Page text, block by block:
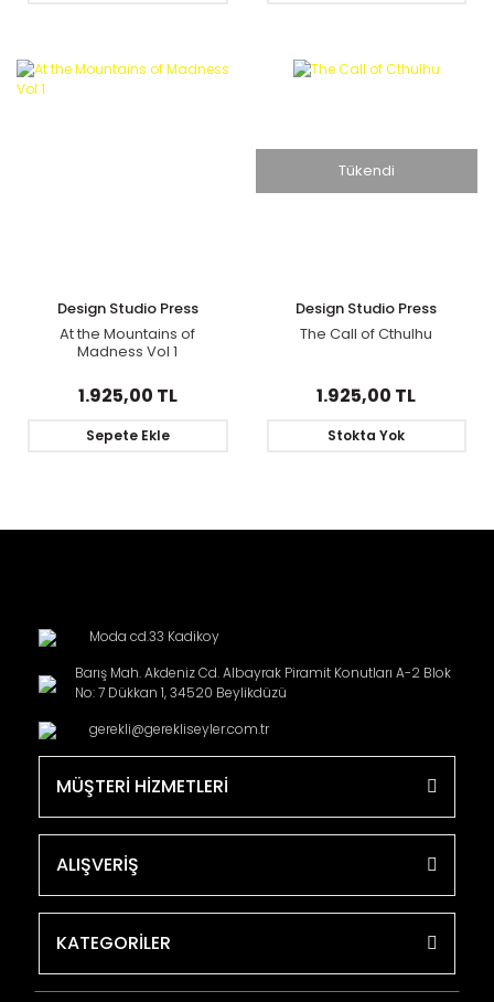
Design Studio Press
At the Mountains of
Madness Vol 1
1.925,00 TL
Sepete Ekle
Tükendi
Design Studio Press
The Call of Cthulhu
1.925,00 TL
Stokta Yok
Moda cd.33 Kadikoy
Barış Mah. Akdeniz Cd. Albayrak Piramit Konutları A-2 Blok
No: 7 Dükkan 1, 34520 Beylikdüzü
gerekli@gerekliseyler.com.tr
MÜŞTERİ HİZMETLERİ
ALIŞVERİŞ
KATEGORİLER